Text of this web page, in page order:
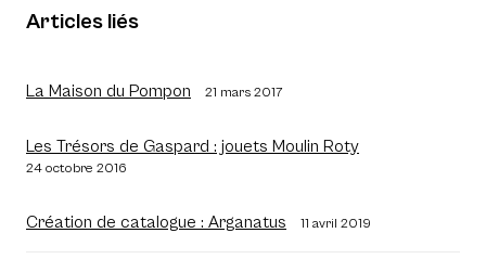
Articles liés
La Maison du Pompon 21 mars 2017
Les Trésors de Gaspard : jouets Moulin Roty
24 octobre 2016
Création de catalogue : Arganatus 11 avril 2019